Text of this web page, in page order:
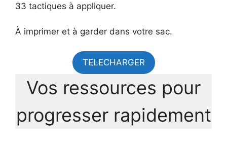
33 tactiques à appliquer.
À imprimer et à garder dans votre sac.
TELECHARGER
Vos ressources pour
progresser rapidement